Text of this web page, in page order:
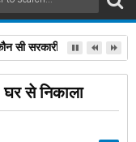
सी सरकारी स्कीम है बेस्ट
से निकाला